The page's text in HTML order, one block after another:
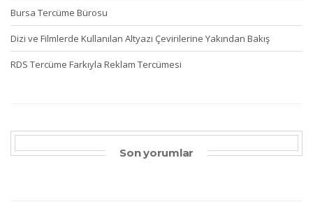
Bursa Tercüme Bürosu
Dizi ve Filmlerde Kullanılan Altyazı Çevirilerine Yakından Bakış
RDS Tercüme Farkıyla Reklam Tercümesi
Son yorumlar